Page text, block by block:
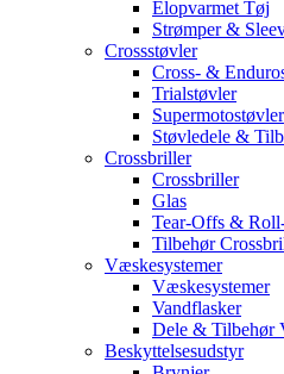
Elopvarmet Tøj
Strømper &
Crossstøvler
Cross- &
Trialstøvler
Supermotostøvler
Støvledele &
Crossbriller
Crossbriller
Glas
Tear-Offs &
Tilbehør
Væskesystemer
Væskesystemer
Vandflasker
Dele & Tilbehør
Beskyttelsesudstyr